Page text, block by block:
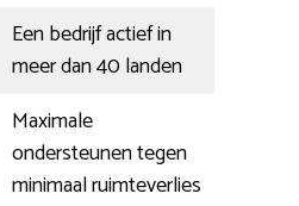
Een bedrijf actief in
meer dan 40 landen
Maximale
ondersteunen tegen
minimaal ruimteverlies